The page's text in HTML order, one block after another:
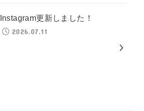
Instagram更新しました！
2026.07.11